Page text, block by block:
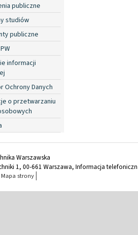
publiczne
studiów
publiczne
informacji
Ochrony Danych
o przetwarzaniu
Warszawska
1, 00-661 Warszawa, Informacja
Mapa strony